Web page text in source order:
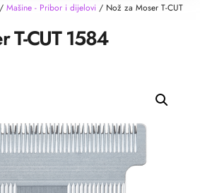
/ Mašine - Pribor i dijelovi / Nož za Moser T-CUT
T-CUT 1584